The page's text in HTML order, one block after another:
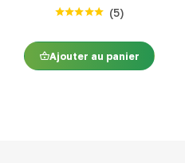
(5)
Ajouter au panier